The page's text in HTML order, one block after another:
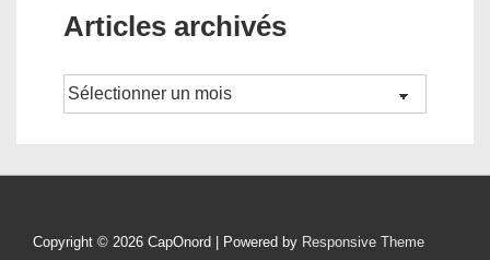
Articles archivés
Archives
Copyright © 2026 CapOnord | Powered by Responsive Theme